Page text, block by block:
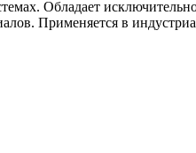
Обладает
Применяется в